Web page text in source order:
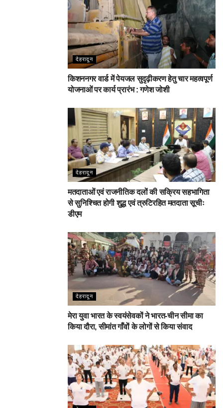
देहरादून
किशननगर वार्ड में पेयजल सुदृढ़ीकरण हेतु चार महत्वपूर्ण
योजनाओं पर कार्य प्रारंभ : गणेश जोशी
देहरादून
मतदाताओं एवं राजनीतिक दलों की सक्रिय सहभागिता
से सुनिश्चित होगी शुद्ध एवं त्रुटिरहित मतदाता सूचीः
डीएम
देहरादून
मेरा युवा भारत के स्वयंसेवकों ने भारत-चीन सीमा का
किया दौरा, सीमांत गाँवों के लोगों से किया संवाद